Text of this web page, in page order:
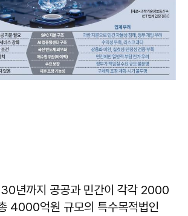
년까지 공공과 민간이 각각 2000
4000억원 규모의 특수목적법인